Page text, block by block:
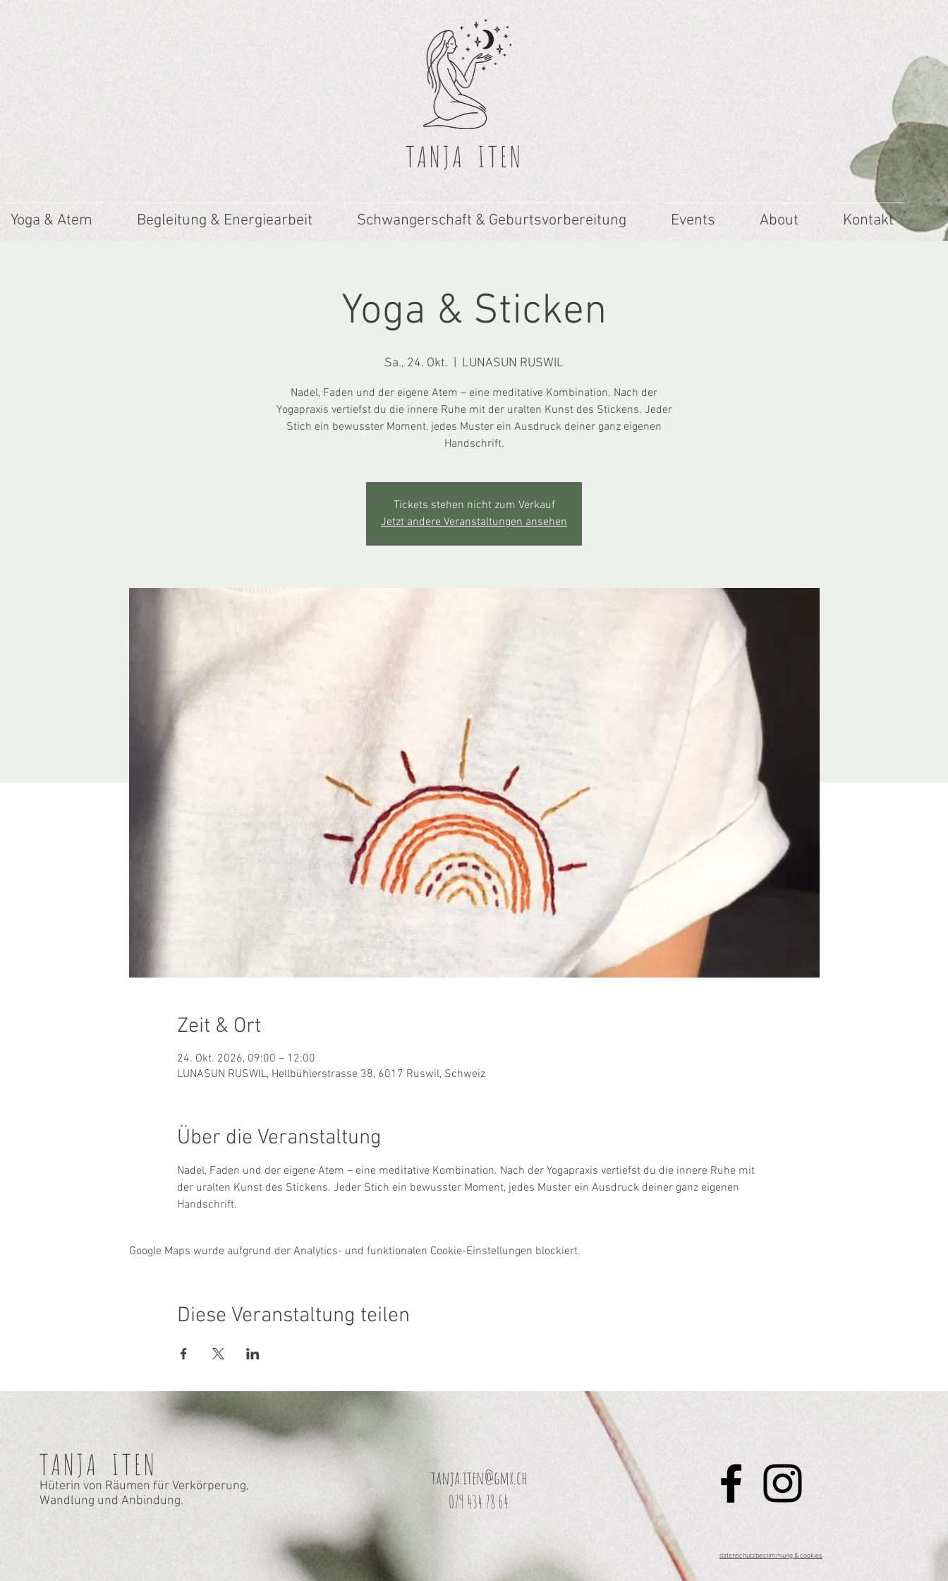
TANJA ITEN
Yoga & Atem Begleitung & Energiearbeit Schwangerschaft & Geburtsvorbereitung Events About Kontakt
Yoga & Sticken
Sa., 24. Okt. LUNASUN RUSWIL
Nadel, Faden und der eigene Atem – eine meditative Kombination. Nach der
Yogapraxis vertiefst du die innere Ruhe mit der uralten Kunst des Stickens. Jeder
Stich ein bewusster Moment, jedes Muster ein Ausdruck deiner ganz eigenen
Handschrift.
Tickets stehen nicht zum Verkauf
Jetzt andere Veranstaltungen ansehen
Zeit & Ort
24. Okt. 2026, 09:00 – 12:00
LUNASUN RUSWIL, Hellbühlerstrasse 38, 6017 Ruswil, Schweiz
Über die Veranstaltung
Nadel, Faden und der eigene Atem – eine meditative Kombination. Nach der Yogapraxis vertiefst du die innere Ruhe mit
der uralten Kunst des Stickens. Jeder Stich ein bewusster Moment, jedes Muster ein Ausdruck deiner ganz eigenen
Handschrift.
Google Maps wurde aufgrund der Analytics- und funktionalen Cookie-Einstellungen blockiert.
Diese Veranstaltung teilen
TANJA ITEN
Hüterin von Räumen für Verkörperung,
Wandlung und Anbindung.
tanja.iten@gmx.ch
079 434 78 64
datenschutzbestimmung & cookies